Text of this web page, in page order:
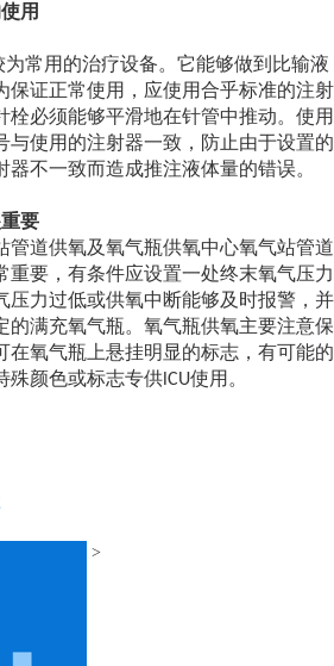
用
为常用的治疗设备。它能够做到比输液
保证正常使用，应使用合乎标准的注射
栓必须能够平滑地在针管中推动。使用
与使用的注射器一致，防止由于设置的
不一致而造成推注液体量的错误。
要
管道供氧及氧气瓶供氧中心氧气站管道
重要，有条件应设置一处终末氧气压力
压力过低或供氧中断能够及时报警，并
的满充氧气瓶。氧气瓶供氧主要注意保
在氧气瓶上悬挂明显的标志，有可能的
殊颜色或标志专供 lCU使用。
>